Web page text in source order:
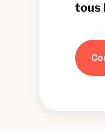
tous